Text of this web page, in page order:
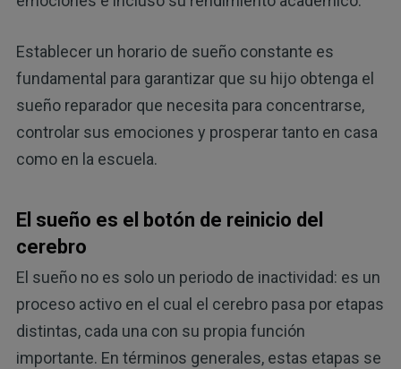
Establecer un horario de sueño constante es
fundamental para garantizar que su hijo obtenga el
sueño reparador que necesita para concentrarse,
controlar sus emociones y prosperar tanto en casa
como en la escuela.
El sueño es el botón de reinicio del
cerebro
El sueño no es solo un periodo de inactividad: es un
proceso activo en el cual el cerebro pasa por etapas
distintas, cada una con su propia función
importante. En términos generales, estas etapas se